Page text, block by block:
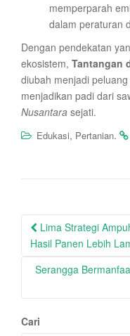
memperparah
dalam peraturan
Dengan pendekatan
ekosistem, Tantangan
diubah menjadi
menjadikan padi dari
Nusantara sejati.
Edukasi, Pertanian.
Post
navigation
Lima Strategi
Hasil Panen Lebih
Serangga
Cari